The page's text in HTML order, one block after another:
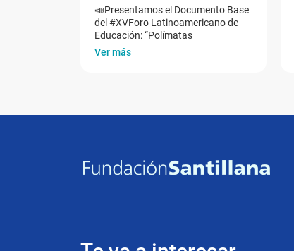
📣Presentamos el Documento Base
del #XVForo Latinoamericano de
Educación: “Polímatas
Ver más